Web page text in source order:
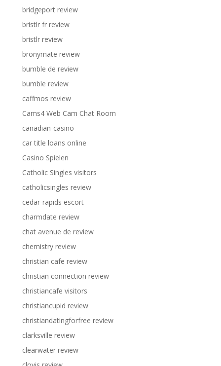
bridgeport review
bristlr fr review
bristlr review
bronymate review
bumble de review
bumble review
caffmos review
Cams4 Web Cam Chat Room
canadian-casino
car title loans online
Casino Spielen
Catholic Singles visitors
catholicsingles review
cedar-rapids escort
charmdate review
chat avenue de review
chemistry review
christian cafe review
christian connection review
christiancafe visitors
christiancupid review
christiandatingforfree review
clarksville review
clearwater review